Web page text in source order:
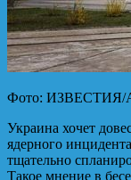
Фото: ИЗВЕСТИЯ/
Украина хочет
ядерного
тщательно
Такое мнение в